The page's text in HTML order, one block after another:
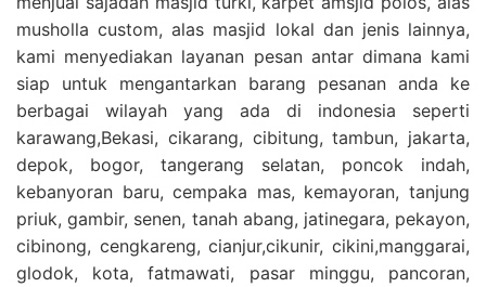
musholla custom, alas masjid lokal dan jenis lainnya,
kami menyediakan layanan pesan antar dimana kami
siap untuk mengantarkan barang pesanan anda ke
berbagai wilayah yang ada di indonesia seperti
karawang,Bekasi, cikarang, cibitung, tambun, jakarta,
depok, bogor, tangerang selatan, poncok indah,
kebanyoran baru, cempaka mas, kemayoran, tanjung
priuk, gambir, senen, tanah abang, jatinegara, pekayon,
cibinong, cengkareng, cianjur,cikunir, cikini,manggarai,
glodok, kota, fatmawati, pasar minggu, pancoran,